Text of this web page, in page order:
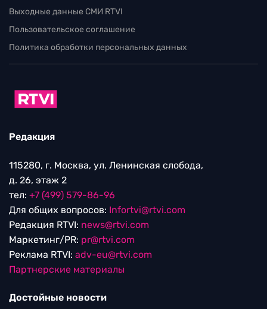
Выходные данные СМИ RTVI
Пользовательское соглашение
Политика обработки персональных данных
Редакция
115280, г. Москва, ул. Ленинская слобода,
д. 26, этаж 2
тел: +7 (499) 579-86-96
Для общих вопросов: Infortvi@rtvi.com
Редакция RTVI: news@rtvi.com
Маркетинг/PR: pr@rtvi.com
Реклама RTVI: adv-eu@rtvi.com
Партнерские материалы
Достойные новости